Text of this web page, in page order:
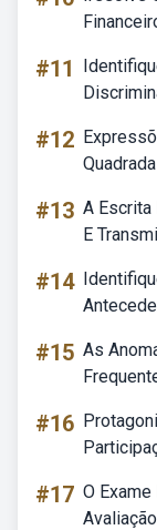
#11
#12
#13 A
E
#14
#15 As
#16
#17 O